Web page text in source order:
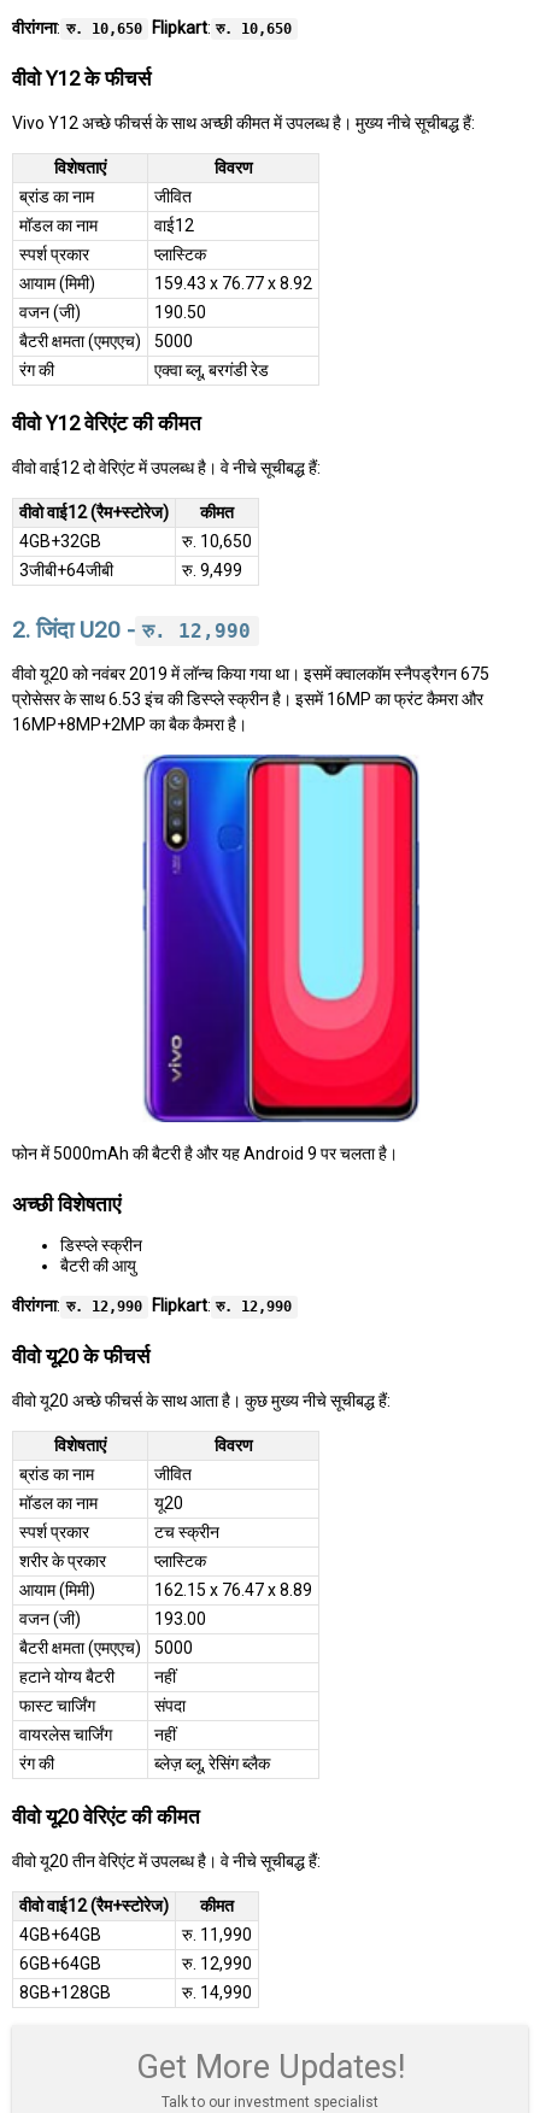
वीरांगना: रु. 10,650 Flipkart: रु. 10,650
वीवो Y12 के फीचर्स
Vivo Y12 अच्छे फीचर्स के साथ अच्छी कीमत में उपलब्ध है। मुख्य नीचे सूचीबद्ध हैं:
विशेषताएं
विवरण
ब्रांड का नाम
जीवित
मॉडल का नाम
वाई12
स्पर्श प्रकार
प्लास्टिक
आयाम (मिमी)
159.43 x 76.77 x 8.92
वजन (जी)
190.50
बैटरी क्षमता (एमएएच)
5000
रंग की
एक्वा ब्लू, बरगंडी रेड
वीवो Y12 वेरिएंट की कीमत
वीवो वाई12 दो वेरिएंट में उपलब्ध है। वे नीचे सूचीबद्ध हैं:
वीवो वाई12 (रैम+स्टोरेज)
कीमत
4GB+32GB
रु. 10,650
3जीबी+64जीबी
रु. 9,499
2. जिंदा U20 - रु. 12,990
वीवो यू20 को नवंबर 2019 में लॉन्च किया गया था। इसमें क्वालकॉम स्नैपड्रैगन 675
प्रोसेसर के साथ 6.53 इंच की डिस्प्ले स्क्रीन है। इसमें 16MP का फ्रंट कैमरा और
16MP+8MP+2MP का बैक कैमरा है।
फोन में 5000mAh की बैटरी है और यह Android 9 पर चलता है।
अच्छी विशेषताएं
डिस्प्ले स्क्रीन
बैटरी की आयु
वीरांगना: रु. 12,990 Flipkart: रु. 12,990
वीवो यू20 के फीचर्स
वीवो यू20 अच्छे फीचर्स के साथ आता है। कुछ मुख्य नीचे सूचीबद्ध हैं:
विशेषताएं
विवरण
ब्रांड का नाम
जीवित
मॉडल का नाम
यू20
स्पर्श प्रकार
टच स्क्रीन
शरीर के प्रकार
प्लास्टिक
आयाम (मिमी)
162.15 x 76.47 x 8.89
वजन (जी)
193.00
बैटरी क्षमता (एमएएच)
5000
हटाने योग्य बैटरी
नहीं
फास्ट चार्जिंग
संपदा
वायरलेस चार्जिंग
नहीं
रंग की
ब्लेज़ ब्लू, रेसिंग ब्लैक
वीवो यू20 वेरिएंट की कीमत
वीवो यू20 तीन वेरिएंट में उपलब्ध है। वे नीचे सूचीबद्ध हैं:
वीवो वाई12 (रैम+स्टोरेज)
कीमत
4GB+64GB
रु. 11,990
6GB+64GB
रु. 12,990
8GB+128GB
रु. 14,990
Get More Updates!
Talk to our investment specialist